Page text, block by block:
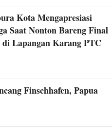
Kota Mengapresiasi
Saat Nonton Bareng Final
di Lapangan Karang PTC
Finschhafen, Papua